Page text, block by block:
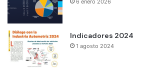
6 enero 2026
Indicadores 2024
1 agosto 2024